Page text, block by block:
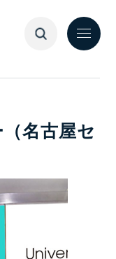
名古屋セ